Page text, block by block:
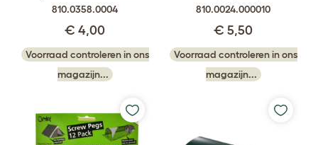
810.0358.0004
€ 4,00
Voorraad controleren in ons
magazijn...
810.0024.000010
€ 5,50
Voorraad controleren in ons
magazijn...